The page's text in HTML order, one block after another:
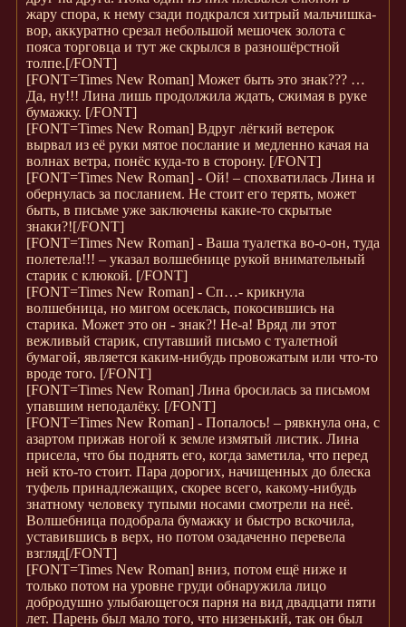
жару спора, к нему сзади подкрался хитрый мальчишка-
вор, аккуратно срезал небольшой мешочек золота с
пояса торговца и тут же скрылся в разношёрстной
толпе.[/FONT]
[FONT=Times New Roman] Может быть это знак??? …
Да, ну!!! Лина лишь продолжила ждать, сжимая в руке
бумажку. [/FONT]
[FONT=Times New Roman] Вдруг лёгкий ветерок
вырвал из её руки мятое послание и медленно качая на
волнах ветра, понёс куда-то в сторону. [/FONT]
[FONT=Times New Roman] - Ой! – спохватилась Лина и
обернулась за посланием. Не стоит его терять, может
быть, в письме уже заключены какие-то скрытые
знаки?![/FONT]
[FONT=Times New Roman] - Ваша туалетка во-о-он, туда
полетела!!! – указал волшебнице рукой внимательный
старик с клюкой. [/FONT]
[FONT=Times New Roman] - Сп…- крикнула
волшебница, но мигом осеклась, покосившись на
старика. Может это он - знак?! Не-а! Вряд ли этот
вежливый старик, спутавший письмо с туалетной
бумагой, является каким-нибудь провожатым или что-то
вроде того. [/FONT]
[FONT=Times New Roman] Лина бросилась за письмом
упавшим неподалёку. [/FONT]
[FONT=Times New Roman] - Попалось! – рявкнула она, с
азартом прижав ногой к земле измятый листик. Лина
присела, что бы поднять его, когда заметила, что перед
ней кто-то стоит. Пара дорогих, начищенных до блеска
туфель принадлежащих, скорее всего, какому-нибудь
знатному человеку тупыми носами смотрели на неё.
Волшебница подобрала бумажку и быстро вскочила,
уставившись в верх, но потом озадаченно перевела
взгляд[/FONT]
[FONT=Times New Roman] вниз, потом ещё ниже и
только потом на уровне груди обнаружила лицо
добродушно улыбающегося парня на вид двадцати пяти
лет. Парень был мало того, что низенький, так он был